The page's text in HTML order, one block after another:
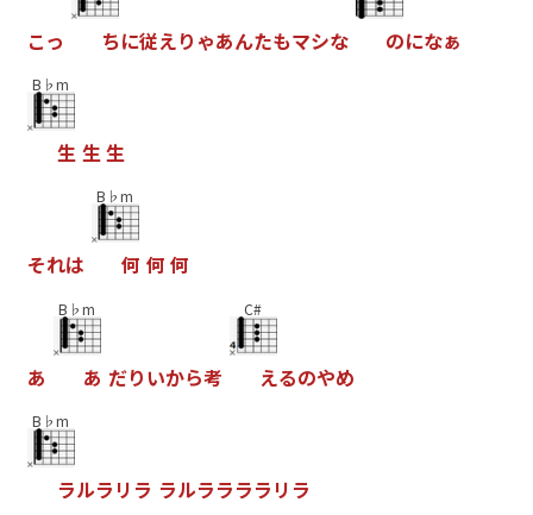
こっ ちに従えり ゃあんたもマシな のになぁ
B♭m
生 生生
それは
B♭m
何 何 何
あ
B♭m
あ だりいから考
C#
えるのやめ
B♭m
ラルラ リ ラ ラルララララ リ ラ